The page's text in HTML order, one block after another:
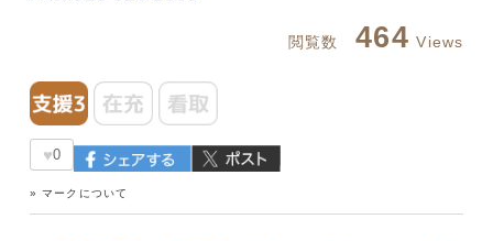
閲覧数 464 Views
♥0
» マークについて